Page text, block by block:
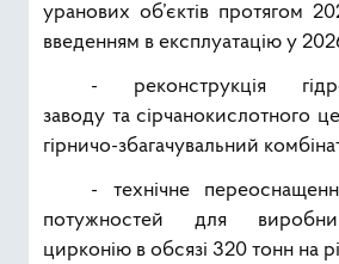
уранових об’єктів протягом
введенням в експлуатацію у
- реконструкція
заводу та сірчанокислотного
гірничо-збагачувальний
- технічне
потужностей для
цирконію в обсязі 320 тонн на